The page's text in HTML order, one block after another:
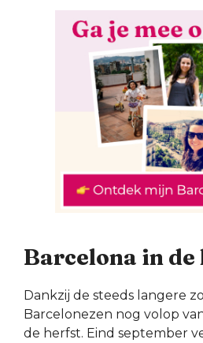
Barcelona in
Dankzij de steeds langere
Barcelonezen nog volop
de herfst. Eind september